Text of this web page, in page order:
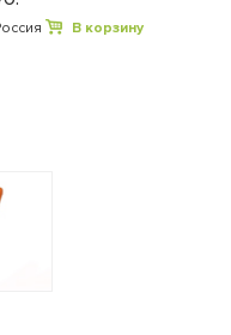
В корзину